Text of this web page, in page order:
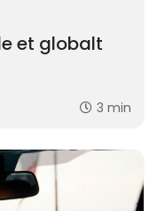
et globalt
3 min